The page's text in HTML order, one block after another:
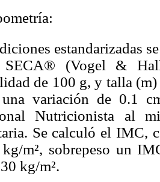
estandarizadas
SECA® (Vogel &
de 100 g, y talla
variación de 0.1
Nutricionista al
Se calculó el IMC,
m², sobrepeso un
kg/m².